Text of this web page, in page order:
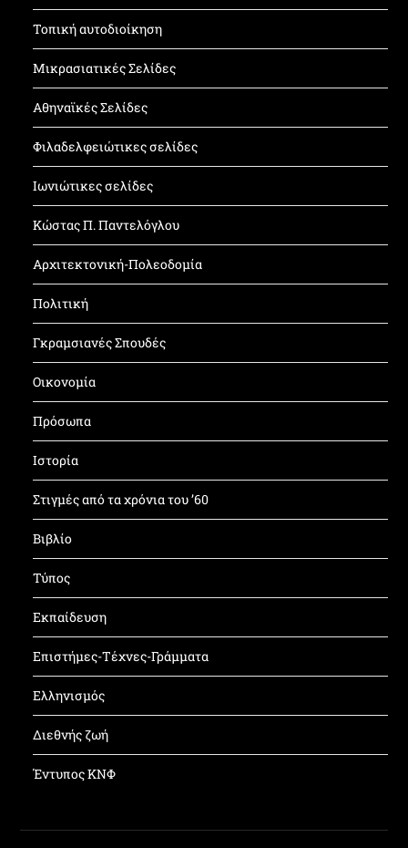
Τοπική αυτοδιοίκηση
Μικρασιατικές Σελίδες
Αθηναϊκές Σελίδες
Φιλαδελφειώτικες σελίδες
Ιωνιώτικες σελίδες
Κώστας Π. Παντελόγλου
Αρχιτεκτονική-Πολεοδομία
Πολιτική
Γκραμσιανές Σπουδές
Οικονομία
Πρόσωπα
Ιστορία
Στιγμές από τα χρόνια του ’60
Βιβλίο
Τύπος
Εκπαίδευση
Επιστήμες-Τέχνες-Γράμματα
Ελληνισμός
Διεθνής ζωή
Έντυπος ΚΝΦ